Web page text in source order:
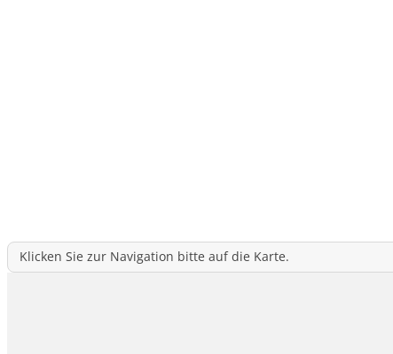
Klicken Sie zur Navigation bitte auf die Karte.